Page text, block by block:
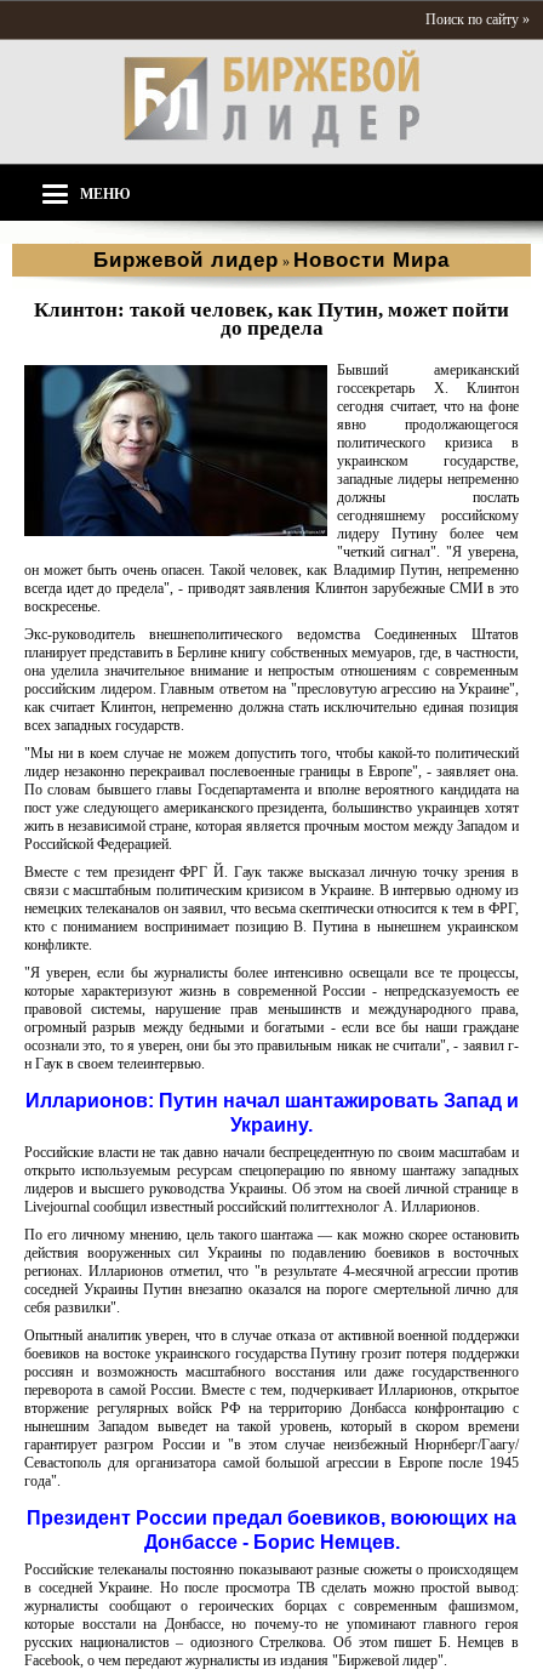
Поиск по сайту »
МЕНЮ
Биржевой лидер » Новости Мира
Клинтон: такой человек, как Путин, может пойти
до предела
Бывший американский
госсекретарь Х. Клинтон
сегодня считает, что на фоне
явно продолжающегося
политического кризиса в
украинском государстве,
западные лидеры непременно
должны послать
сегодняшнему российскому
лидеру Путину более чем
"четкий сигнал". "Я уверена,
он может быть очень опасен. Такой человек, как Владимир Путин, непременно
всегда идет до предела", - приводят заявления Клинтон зарубежные СМИ в это
воскресенье.
Экс-руководитель внешнеполитического ведомства Соединенных Штатов
планирует представить в Берлине книгу собственных мемуаров, где, в частности,
она уделила значительное внимание и непростым отношениям с современным
российским лидером. Главным ответом на "пресловутую агрессию на Украине",
как считает Клинтон, непременно должна стать исключительно единая позиция
всех западных государств.
"Мы ни в коем случае не можем допустить того, чтобы какой-то политический
лидер незаконно перекраивал послевоенные границы в Европе", - заявляет она.
По словам бывшего главы Госдепартамента и вполне вероятного кандидата на
пост уже следующего американского президента, большинство украинцев хотят
жить в независимой стране, которая является прочным мостом между Западом и
Российской Федерацией.
Вместе с тем президент ФРГ Й. Гаук также высказал личную точку зрения в
связи с масштабным политическим кризисом в Украине. В интервью одному из
немецких телеканалов он заявил, что весьма скептически относится к тем в ФРГ,
кто с пониманием воспринимает позицию В. Путина в нынешнем украинском
конфликте.
"Я уверен, если бы журналисты более интенсивно освещали все те процессы,
которые характеризуют жизнь в современной России - непредсказуемость ее
правовой системы, нарушение прав меньшинств и международного права,
огромный разрыв между бедными и богатыми - если все бы наши граждане
осознали это, то я уверен, они бы это правильным никак не считали", - заявил г-
н Гаук в своем телеинтервью.
Илларионов: Путин начал шантажировать Запад и
Украину.
Российские власти не так давно начали беспрецедентную по своим масштабам и
открыто используемым ресурсам спецоперацию по явному шантажу западных
лидеров и высшего руководства Украины. Об этом на своей личной странице в
Livejournal сообщил известный российский политтехнолог А. Илларионов.
По его личному мнению, цель такого шантажа — как можно скорее остановить
действия вооруженных сил Украины по подавлению боевиков в восточных
регионах. Илларионов отметил, что "в результате 4-месячной агрессии против
соседней Украины Путин внезапно оказался на пороге смертельной лично для
себя развилки".
Опытный аналитик уверен, что в случае отказа от активной военной поддержки
боевиков на востоке украинского государства Путину грозит потеря поддержки
россиян и возможность масштабного восстания или даже государственного
переворота в самой России. Вместе с тем, подчеркивает Илларионов, открытое
вторжение регулярных войск РФ на территорию Донбасса конфронтацию с
нынешним Западом выведет на такой уровень, который в скором времени
гарантирует разгром России и "в этом случае неизбежный Нюрнберг/Гаагу/
Севастополь для организатора самой большой агрессии в Европе после 1945
года".
Президент России предал боевиков, воюющих на
Донбассе - Борис Немцев.
Российские телеканалы постоянно показывают разные сюжеты о происходящем
в соседней Украине. Но после просмотра ТВ сделать можно простой вывод:
журналисты сообщают о героических борцах с современным фашизмом,
которые восстали на Донбассе, но почему-то не упоминают главного героя
русских националистов – одиозного Стрелкова. Об этом пишет Б. Немцев в
Facebook, о чем передают журналисты из издания "Биржевой лидер".